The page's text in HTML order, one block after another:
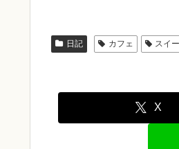
日記 カフェ スイ
X